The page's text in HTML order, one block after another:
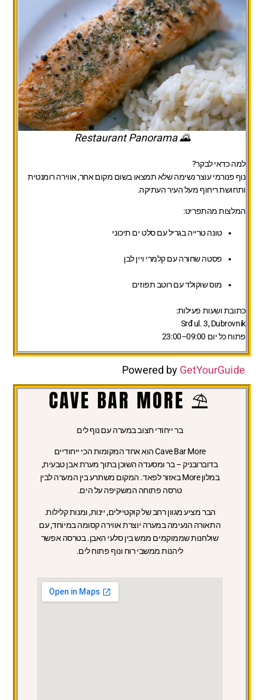
🌄 Restaurant Panorama
למה כדאי לבקר?
נוף פנורמי עוצר נשימה שלא תמצאו בשום מקום אחר, אווירה רומנטית
ותחושת ריחוף מעל העיר העתיקה.
המלצות מהתפריט:
טונה טרייה בגריל עם סלט ים תיכוני
פסטה שחורה עם קלמרי ויין לבן
מוס שוקולד עם רוטב תפוזים
כתובת ושעות פעילות:
Srđ ul. 3, Dubrovnik
פתוח כל יום 09:00–23:00
Powered byGetYourGuide
⛱️ CAVE BAR MORE
בר ייחודי חצוב במערה עם נוף לים
Cave Bar More הוא אחד המקומות הכי ייחודיים
בדוברובניק – בר ומסעדה השוכן בתוך מערת אבן טבעית,
במלון More באזור לפאד. המקום משתרע בין המערה לבין
טרסה פתוחה המשקיפה על הים.
הבר מציע מגוון רחב של קוקטיילים, יינות, ומנות קלילות.
התאורה הנעימה במערה יוצרת אווירה קסומה במיוחד, עם
שולחנות שממוקמים ממש בין סלעי האבן. בטרסה אפשר
ליהנות ממשבי רוח ונוף פתוח לים.